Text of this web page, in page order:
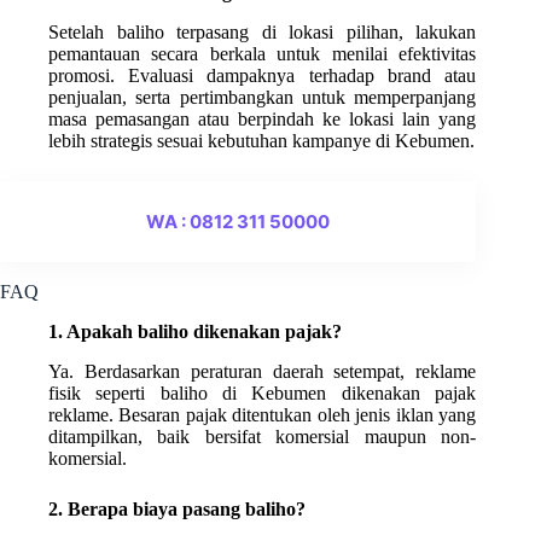
Setelah baliho terpasang di lokasi pilihan, lakukan
pemantauan secara berkala untuk menilai efektivitas
promosi. Evaluasi dampaknya terhadap brand atau
penjualan, serta pertimbangkan untuk memperpanjang
masa pemasangan atau berpindah ke lokasi lain yang
lebih strategis sesuai kebutuhan kampanye di Kebumen.
WA : 0812 311 50000
FAQ
1. Apakah baliho dikenakan pajak?
Ya. Berdasarkan peraturan daerah setempat, reklame
fisik seperti baliho di Kebumen dikenakan pajak
reklame. Besaran pajak ditentukan oleh jenis iklan yang
ditampilkan, baik bersifat komersial maupun non-
komersial.
2. Berapa biaya pasang baliho?